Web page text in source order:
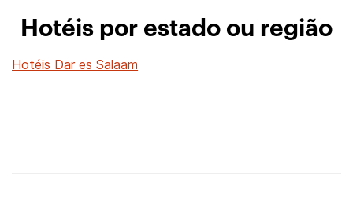
Hotéis por estado ou região
Hotéis Dar es Salaam